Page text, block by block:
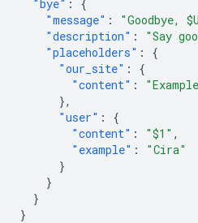
"bye" :
{
"message" :
"Goodbye,
"description" : "Say
"placeholders" :
{
"our_site" :
{
"content" :
},
"user" :
{
"content" : "$1" ,
"example" :
"Cira"
}
}
}
}